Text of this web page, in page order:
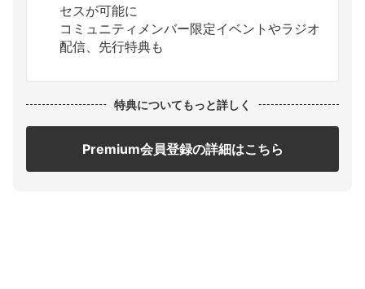
セスが可能に
コミュニティメンバー限定イベントやラジオ
配信、先行特典も
特典についてもっと詳しく
Premium会員登録の詳細はこちら